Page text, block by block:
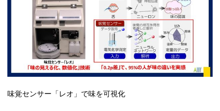
味覚センサー「レオ」で味を可視化